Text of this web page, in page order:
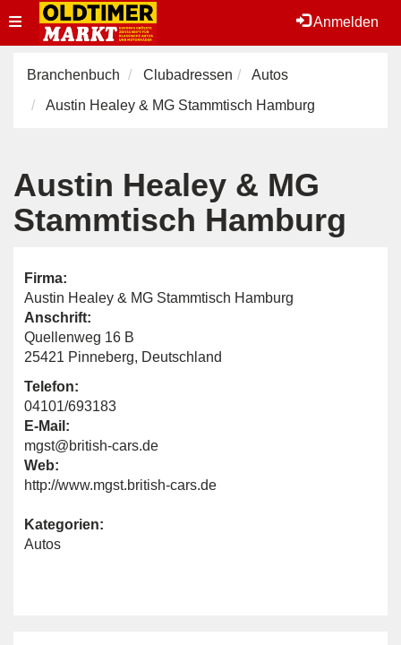
Anmelden
Toggle
navigation
Branchenbuch Clubadressen
Autos
Austin Healey & MG Stammtisch Hamburg
Austin Healey & MG
Stammtisch Hamburg
Firma:
Austin Healey & MG Stammtisch Hamburg
Anschrift:
Quellenweg 16 B
25421 Pinneberg, Deutschland
Telefon:
04101/693183
E-Mail:
mgst@british-cars.de
Web:
http://www.mgst.british-cars.de
Kategorien:
Autos